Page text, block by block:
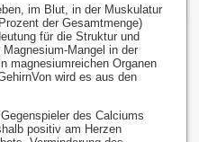
im Blut, in der Muskulatur
der Gesamtmenge)
für die Struktur und
Mangel in der
magnesiumreichen Organen
wird es aus den
des Calciums
positiv am Herzen